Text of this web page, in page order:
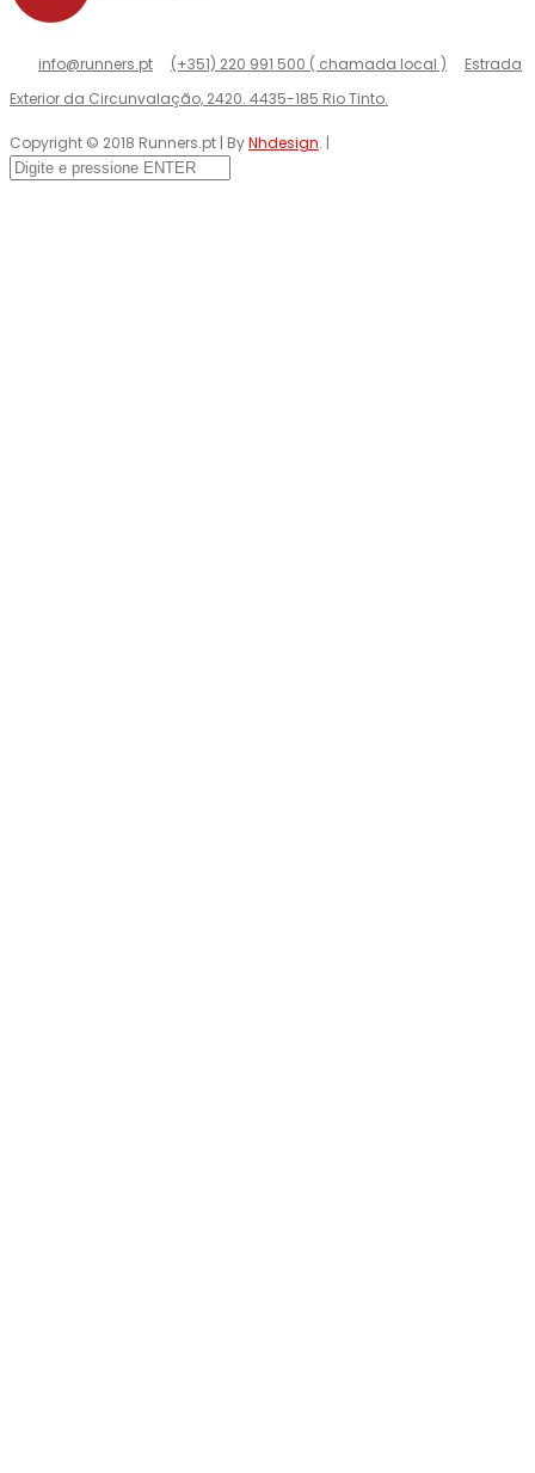
info@runners.pt (+351) 220 991 500 ( chamada local )
Estrada
Exterior da Circunvalação, 2420. 4435-185 Rio Tinto.
Copyright © 2018 Runners.pt | ByNhdesign. |